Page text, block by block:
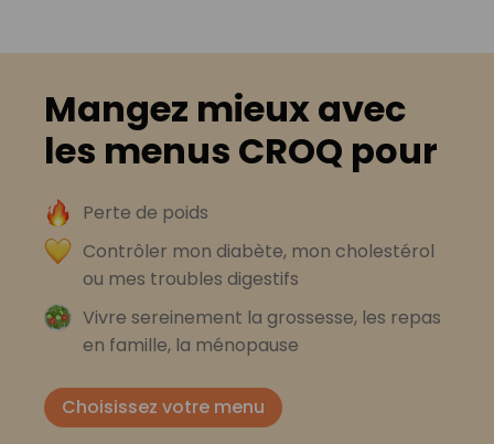
Mangez mieux avec
les menus CROQ pour
Perte de poids
Contrôler mon diabète, mon cholestérol
ou mes troubles digestifs
Vivre sereinement la grossesse, les repas
en famille, la ménopause
Choisissez votre menu